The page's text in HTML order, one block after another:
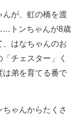
が、虹の橋を渡
トンちゃんが8歳
はなちゃんのお
チェスター」く
は弟を育てる番で
ゃんからたくさ